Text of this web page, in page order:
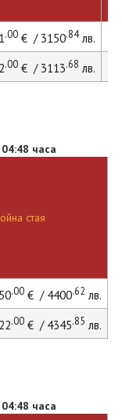
.00€ / 3150.84лв.
.00€ / 3113.68 лв.
часа
стая
.00€ / 4400.62 лв.
.00€ / 4345.85 лв.
часа